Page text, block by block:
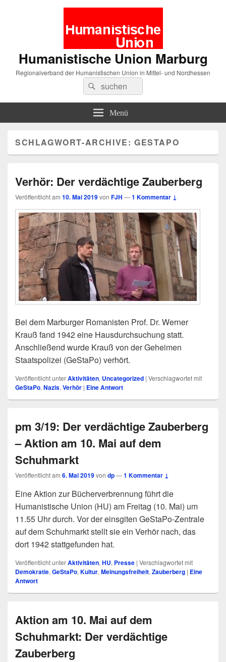
Humanistische Union Marburg
Regionalverband der Humanistischen Union in Mittel- und Nordhessen
Suche
nach:
Suchen
Menü
SCHLAGWORT-ARCHIVE:GESTAPO
Verhör: Der verdächtige Zauberberg
Veröffentlicht am 10. Mai 2019von FJH —1 Kommentar ↓
Bei dem Marburger Romanisten Prof. Dr. Werner
Krauß fand 1942 eine Hausdurchsuchung statt.
Anschließend wurde Krauß von der Geheimen
Staatspolizei (GeStaPo) verhört.
Veröffentlicht unterAktivitäten, Uncategorized | Verschlagwortet mit
GeStaPo,Nazis,Verhör | EineAntwort
pm 3/19: Der verdächtige Zauberberg
– Aktion am 10. Mai auf dem
Schuhmarkt
Veröffentlicht am 6. Mai 2019von dp—1 Kommentar ↓
Eine Aktion zur Bücherverbrennung führt die
Humanistische Union (HU) am Freitag (10. Mai) um
11.55 Uhr durch. Vor der einsgiten GeStaPo-Zentrale
auf dem Schuhmarkt stellt sie ein Verhör nach, das
dort 1942 stattgefunden hat.
Veröffentlicht unterAktivitäten,HU, Presse | Verschlagwortet mit
Demokratie,GeStaPo,Kultur,Meinungsfreiheit,Zauberberg | Eine
Antwort
Aktion am 10. Mai auf dem
Schuhmarkt: Der verdächtige
Zauberberg